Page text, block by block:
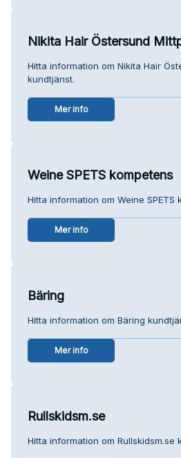
Nikita Hair Östersund
Hitta information om Nikita Hair
kundtjänst.
Mer info
Weine SPETS kompetens
Hitta information om Weine SPETS
Mer info
Bäring
Hitta information om Bäring
Mer info
Rullskidsm.se
Hitta information om Rullskidsm.se